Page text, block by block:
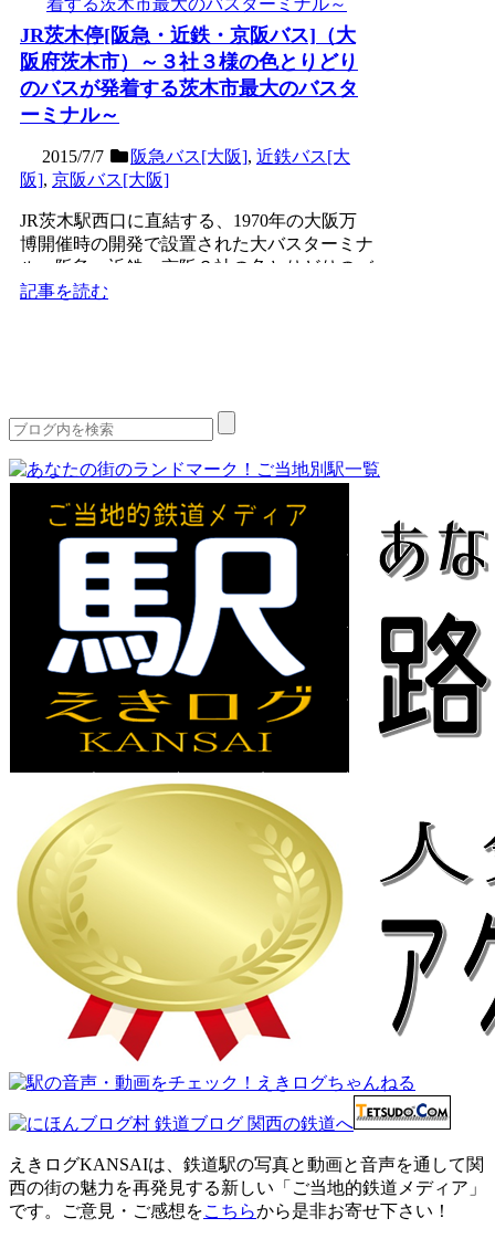
JR茨木停[阪急・近鉄・京阪バス]（大
阪府茨木市）～３社３様の色とりどり
のバスが発着する茨木市最大のバスタ
ーミナル～
2015/7/7 阪急バス[大阪], 近鉄バス[大
阪], 京阪バス[大阪]
JR茨木駅西口に直結する、1970年の大阪万
博開催時の開発で設置された大バスターミナ
ル。阪急・近鉄・京阪３社の色とりどりのバ
スが発着する様は...
記事を読む
えきログKANSAIは、鉄道駅の写真と動画と音声を通して関
西の街の魅力を再発見する新しい「ご当地的鉄道メディア」
です。ご意見・ご感想をこちらから是非お寄せ下さい！